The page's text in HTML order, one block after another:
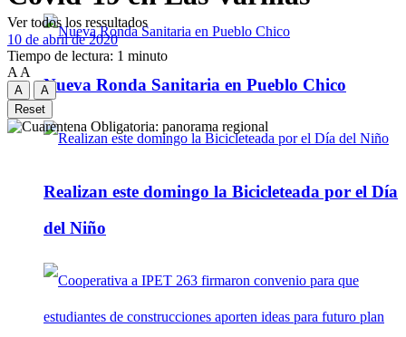
Nueva Ronda Sanitaria en Pueblo Chico
Realizan este domingo la Bicicleteada por el Día
del Niño
Ver todos los ressultados
10 de abril de 2020
Tiempo de lectura: 1 minuto
A A
A
A
Reset